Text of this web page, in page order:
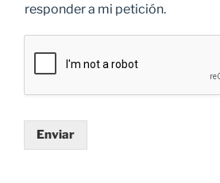
responder a mi petición.
Enviar